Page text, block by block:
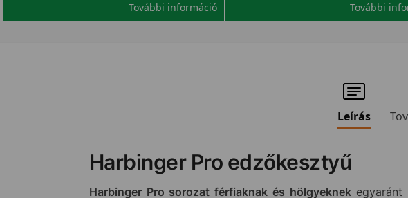
További információ
További
Leírás
Harbinger Pro edzőkesztyű
Harbinger Pro sorozat férfiaknak és hölgyeknekegyaránt